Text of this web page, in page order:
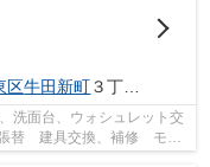
区牛田新町３丁目11-38
洗面台、ウォシュレット交
替 建具交換、補修 モニ
ル...